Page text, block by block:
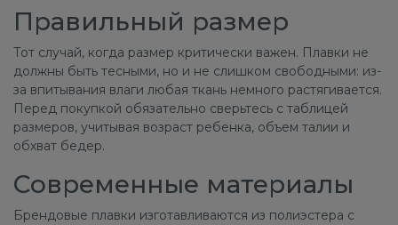
Правильный размер
Тот случай, когда размер критически важен. Плавки не
должны быть тесными, но и не слишком свободными: из-
за впитывания влаги любая ткань немного растягивается.
Перед покупкой обязательно сверьтесь с таблицей
размеров, учитывая возраст ребенка, объем талии и
обхват бедер.
Современные материалы
Брендовые плавки изготавливаются из полиэстера с